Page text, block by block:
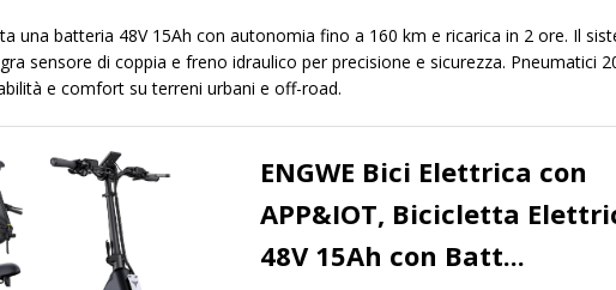
una batteria 48V 15Ah con autonomia fino a 160 km e ricarica in 2 ore. Il
sensore di coppia e freno idraulico per precisione e sicurezza. Pneumatici
e comfort su terreni urbani e off-road.
ENGWE Bici Elettrica con
APP&IOT, Bicicletta
48V 15Ah con Batt...